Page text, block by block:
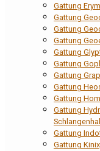
Gattung
Gattung
Gattung
Gattung
Gattung
Gattung
Gattung
Gattung
Gattung
Gattung
Gattung
Gattung